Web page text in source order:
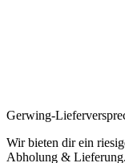
Gerwing-
Wir bieten dir ein
Abholung &